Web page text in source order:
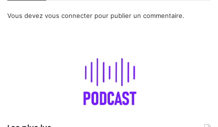
Vous devez vous connecter pour publier un commentaire.